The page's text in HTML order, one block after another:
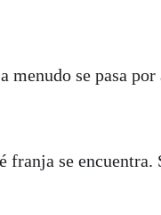
se pasa
se encuentra.